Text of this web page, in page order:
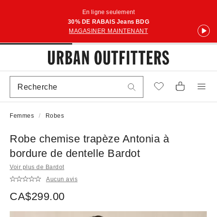
En ligne seulement
30% DE RABAIS Jeans BDG
MAGASINER MAINTENANT
Femmes Robes
Robe chemise trapèze Antonia à
bordure de dentelle Bardot
Voir plus de Bardot
Aucun avis
CA$299.00